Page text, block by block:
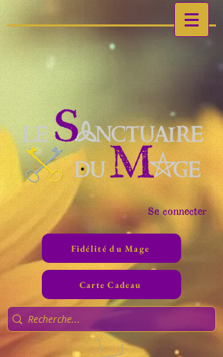
Se connecter
Fidélité du Mage
Carte Cadeau